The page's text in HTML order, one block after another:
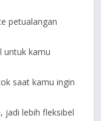
petualangan
untuk kamu
saat kamu ingin
jadi lebih fleksibel